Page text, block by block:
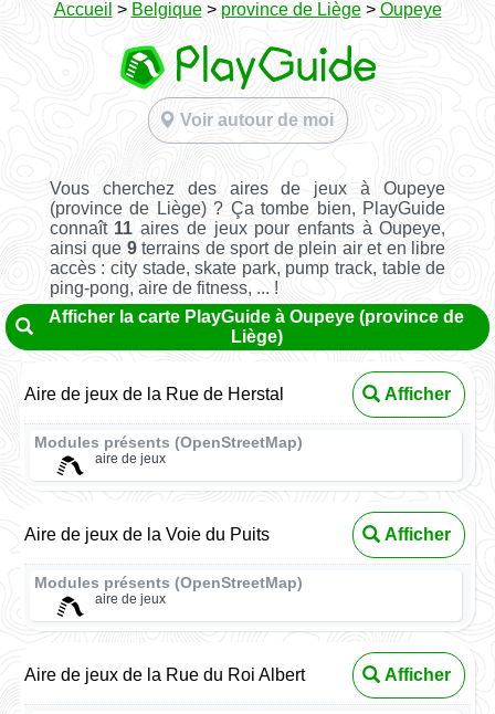
Accueil > Belgique> province de Liège> Oupeye
Voir autour de moi
Vous cherchez des aires de jeux à Oupeye
(province de Liège) ? Ça tombe bien, PlayGuide
connaît 11 aires de jeux pour enfants à Oupeye,
ainsi que 9terrains de sport de plein air et en libre
accès : city stade, skate park, pump track, table de
ping-pong, aire de fitness, ... !
Afficher la carte PlayGuide à Oupeye (province de
Liège)
Aire de jeux de la Rue de Herstal Afficher
Modules présents (OpenStreetMap)
aire de jeux
Aire de jeux de la Voie du Puits Afficher
Modules présents (OpenStreetMap)
aire de jeux
Aire de jeux de la Rue du Roi Albert Afficher